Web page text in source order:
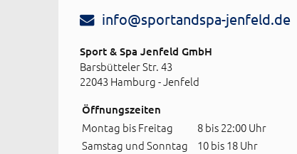
info@sportandspa-jenfeld.de
Sport & Spa Jenfeld GmbH
Barsbütteler Str. 43
22043 Hamburg - Jenfeld
Öffnungszeiten
Montag bis Freitag
8 bis 22:00 Uhr
Samstag und Sonntag
10 bis 18 Uhr